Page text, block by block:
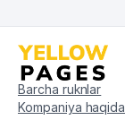
Barcha ruknlar
Kompaniya haqida